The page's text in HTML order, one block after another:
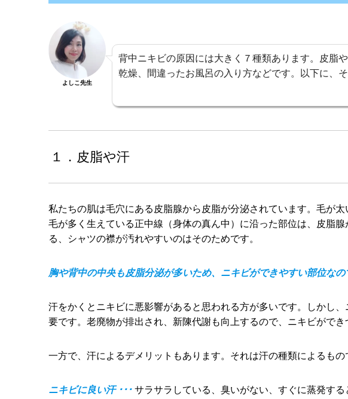
よしこ先生
背中ニキビの原因には大きく７種類あります。皮脂
乾燥、間違ったお風呂の入り方などです。以下に、そ
１．皮脂や汗
私たちの肌は毛穴にある皮脂腺から皮脂が分泌されています。毛が
毛が多く生えている正中線（身体の真ん中）に沿った部位は、皮脂
る、シャツの襟が汚れやすいのはそのためです。
胸や背中の中央も皮脂分泌が多いため、ニキビができやすい部位なの
汗をかくとニキビに悪影響があると思われる方が多いです。しかし
要です。老廃物が排出され、新陳代謝も向上するので、ニキビができ
一方で、汗によるデメリットもあります。それは汗の種類によるもの
ニキビに良い汗･･･ サラサラしている、臭いがない、すぐに蒸発す